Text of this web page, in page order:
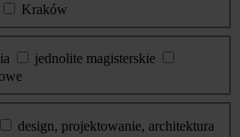
Kraków
jednolite magisterskie
design, projektowanie, architektura